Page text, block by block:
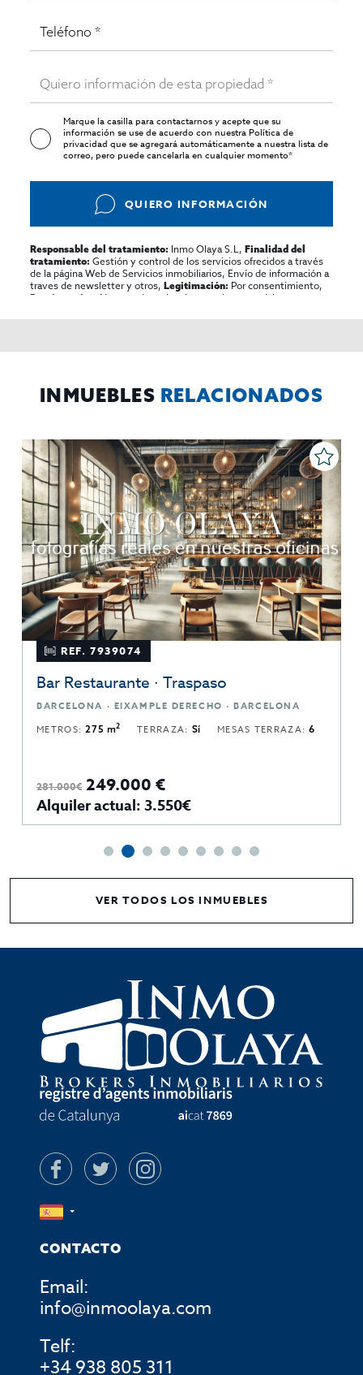
Marque la casilla para contactarnos y acepte que su
información se use de acuerdo con nuestraPolítica de
privacidadque se agregará automáticamente a nuestra lista de
correo, pero puede cancelarla en cualquier momento*
QUIERO INFORMACIÓN
Responsable del tratamiento: Inmo Olaya S.L,Finalidad del
tratamiento: Gestión y control de los servicios ofrecidos a través
de la página Web de Servicios inmobiliarios, Envío de información a
traves de newsletter y otros,Legitimación: Por consentimiento,
Destinatarios:
No se cederan los datos, salvo para elaborar
rectificar y suprimir los datos, solicitar la portabilidad de los
INMUEBLES RELACIONADOS
REF. 7939074
Bar Restaurante · Traspaso
BARCELONA · EIXAMPLE DERECHO · BARCELONA
METROS:275 m2 TERRAZA: Sí MESAS TERRAZA:6
281.000€ 249.000 €
Alquiler actual: 3.550€
VER TODOS LOS INMUEBLES
CONTACTO
Email:
info@inmoolaya.com
Telf:
+34 938 805 311